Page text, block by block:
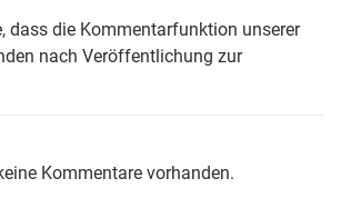
dass die Kommentarfunktion unserer
nach Veröffentlichung zur
Kommentare vorhanden.